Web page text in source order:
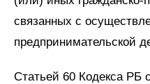
связанных с
предпринимательской
Статьей 60 Кодекса РБ